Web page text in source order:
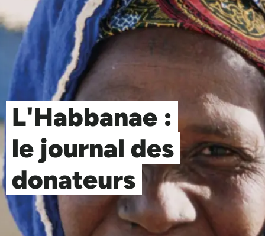
L'Habbanae :
le journal des
donateurs